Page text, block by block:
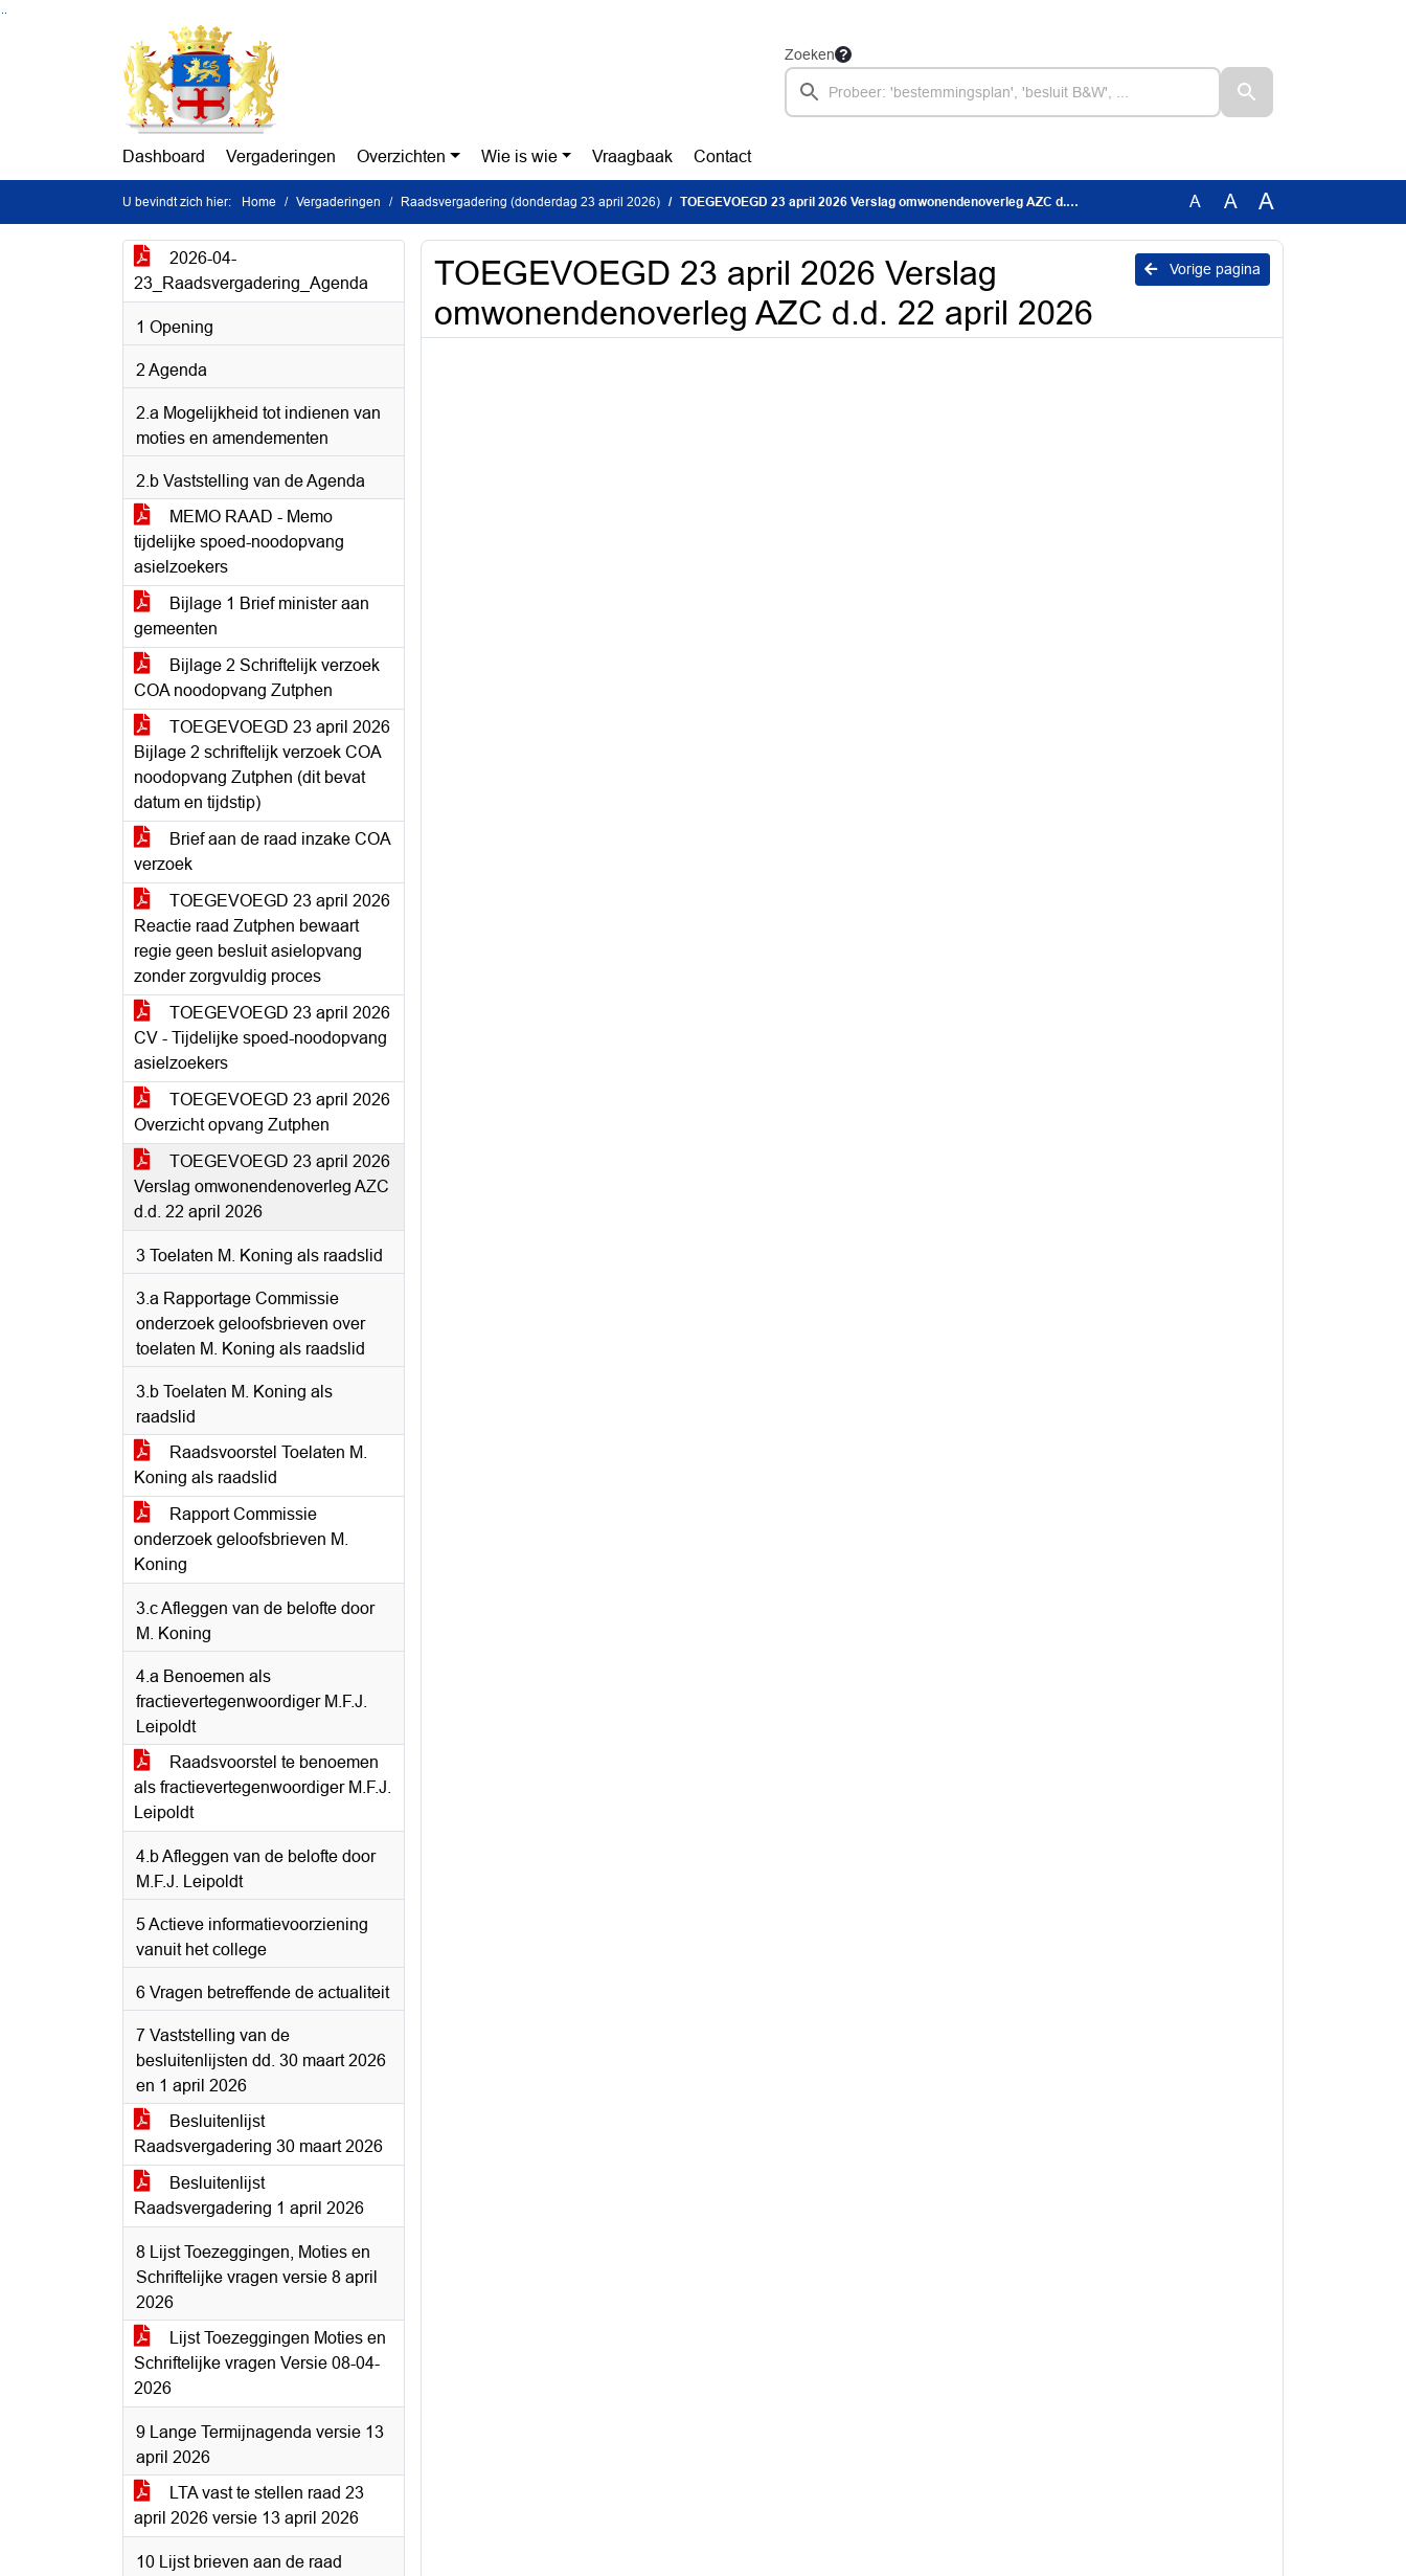
Ga naar de inhoud van deze pagina
Zoeken
Dashboard Vergaderingen Overzichten Wie is wie Vraagbaak Contact
U bevindt zich hier: Home Vergaderingen Raadsvergadering (donderdag 23 april 2026) TOEGEVOEGD 23 april 2026 Verslag omwonendenoverleg AZC d.d. 22 april 2026 A A A
2026-04-
23_Raadsvergadering_Agenda
1 Opening
2 Agenda
2.a Mogelijkheid tot indienen van
moties en amendementen
2.b Vaststelling van de Agenda
MEMO RAAD - Memo
tijdelijke spoed-noodopvang
asielzoekers
Bijlage 1 Brief minister aan
gemeenten
Bijlage 2 Schriftelijk verzoek
COA noodopvang Zutphen
TOEGEVOEGD 23 april 2026
Bijlage 2 schriftelijk verzoek COA
noodopvang Zutphen (dit bevat
datum en tijdstip)
Brief aan de raad inzake COA
verzoek
TOEGEVOEGD 23 april 2026
Reactie raad Zutphen bewaart
regie geen besluit asielopvang
zonder zorgvuldig proces
TOEGEVOEGD 23 april 2026
CV - Tijdelijke spoed-noodopvang
asielzoekers
TOEGEVOEGD 23 april 2026
Overzicht opvang Zutphen
TOEGEVOEGD 23 april 2026
Verslag omwonendenoverleg AZC
d.d. 22 april 2026
3 Toelaten M. Koning als raadslid
3.a Rapportage Commissie
onderzoek geloofsbrieven over
toelaten M. Koning als raadslid
3.b Toelaten M. Koning als
raadslid
Raadsvoorstel Toelaten M.
Koning als raadslid
Rapport Commissie
onderzoek geloofsbrieven M.
Koning
3.c Afleggen van de belofte door
M. Koning
4.a Benoemen als
fractievertegenwoordiger M.F.J.
Leipoldt
Raadsvoorstel te benoemen
als fractievertegenwoordiger M.F.J.
Leipoldt
4.b Afleggen van de belofte door
M.F.J. Leipoldt
5 Actieve informatievoorziening
vanuit het college
6 Vragen betreffende de actualiteit
7 Vaststelling van de
besluitenlijsten dd. 30 maart 2026
en 1 april 2026
Besluitenlijst
Raadsvergadering 30 maart 2026
Besluitenlijst
Raadsvergadering 1 april 2026
8 Lijst Toezeggingen, Moties en
Schriftelijke vragen versie 8 april
2026
Lijst Toezeggingen Moties en
Schriftelijke vragen Versie 08-04-
2026
9 Lange Termijnagenda versie 13
april 2026
LTA vast te stellen raad 23
april 2026 versie 13 april 2026
10 Lijst brieven aan de raad
Vorige pagina
TOEGEVOEGD 23 april 2026 Verslag
omwonendenoverleg AZC d.d. 22 april 2026